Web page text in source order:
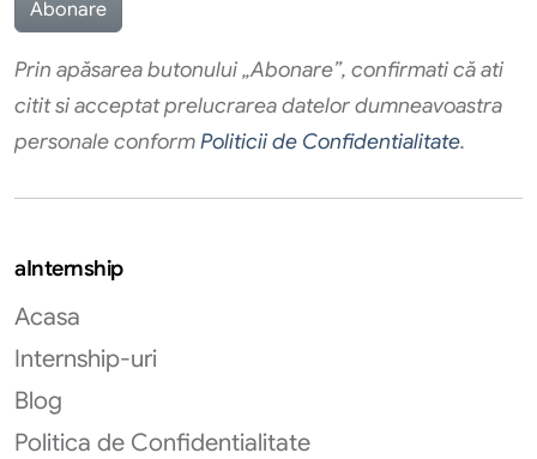
Prin apăsarea butonului „Abonare”, confirmati că ati
citit si acceptat prelucrarea datelor dumneavoastra
personale conformPoliticii de Confidentialitate.
aInternship
Acasa
Internship-uri
Blog
Politica de Confidentialitate